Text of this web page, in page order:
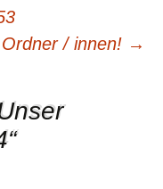
/ innen! →
“